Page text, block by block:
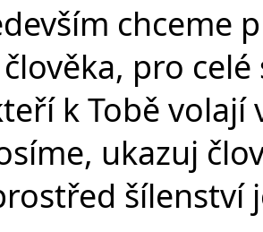
chceme
pro
k Tobě
ukazuj
šílenství